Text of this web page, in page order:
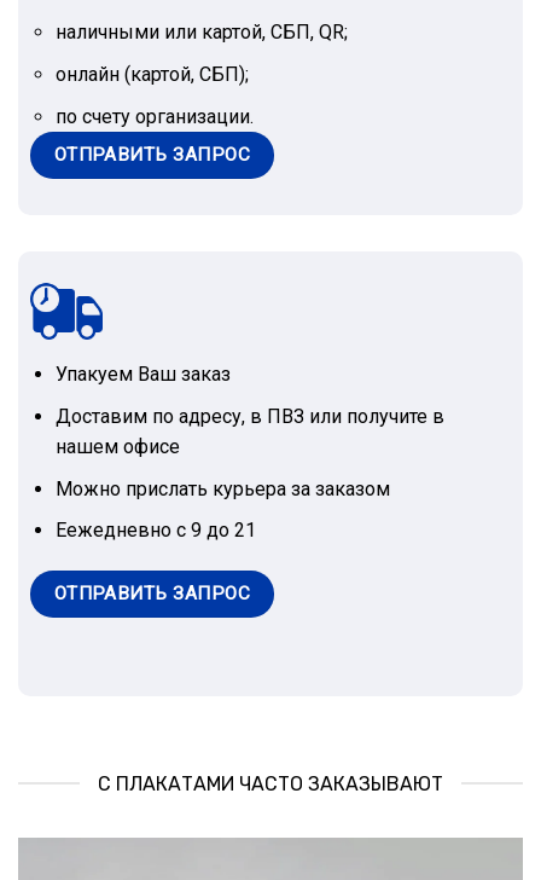
наличными или картой, СБП, QR;
онлайн (картой, СБП);
по счету организации.
ОТПРАВИТЬ ЗАПРОС
Упакуем Ваш заказ
Доставим по адресу, в ПВЗ или получите в
нашем офисе
Можно прислать курьера за заказом
Еежедневно с 9 до 21
ОТПРАВИТЬ ЗАПРОС
С ПЛАКАТАМИ ЧАСТО ЗАКАЗЫВАЮТ